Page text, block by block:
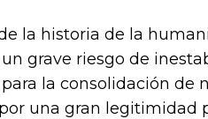
la historia de la
grave riesgo de
la consolidación
una gran legitimidad